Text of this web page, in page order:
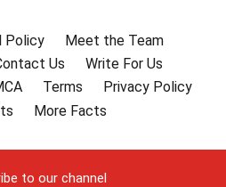
Policy
Meet the Team
Us
Write For Us
Terms
Privacy Policy
More Facts
to our channel